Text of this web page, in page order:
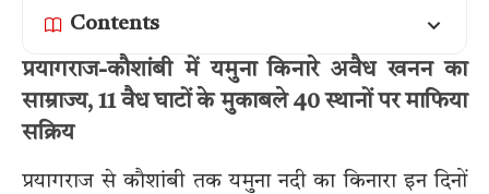
Contents
प्रयागराज-कौशांबी में यमुना किनारे अवैध खनन का
साम्राज्य, 11 वैध घाटों के मुकाबले 40 स्थानों पर माफिया
सक्रिय
प्रयागराज से कौशांबी तक यमुना नदी का किनारा इन दिनों